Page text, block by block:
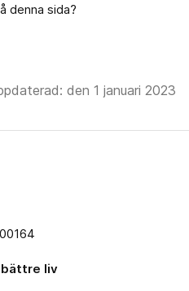
denna sida?
den 1 januari 2023
bättre liv